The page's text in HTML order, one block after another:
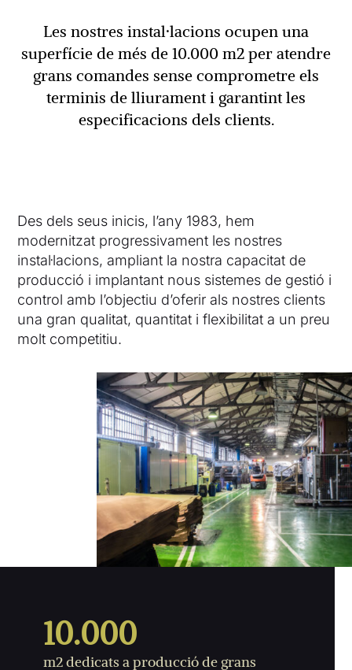
Les nostres instal·lacions ocupen una
superfície de més de 10.000 m2 per atendre
grans comandes sense comprometre els
terminis de lliurament i garantint les
especificacions dels clients.
Des dels seus inicis, l’any 1983, hem
modernitzat progressivament les nostres
instal·lacions, ampliant la nostra capacitat de
producció i implantant nous sistemes de gestió i
control amb l’objectiu d’oferir als nostres clients
una gran qualitat, quantitat i flexibilitat a un preu
molt competitiu.
10.000
m2 dedicats a producció de grans